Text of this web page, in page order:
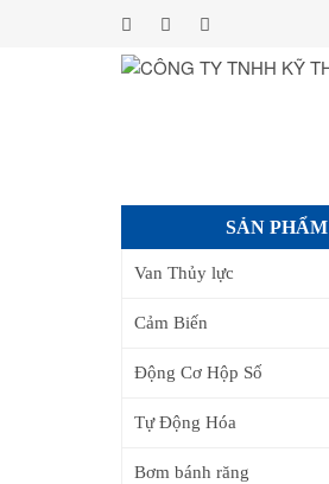
SẢN PHẨM
Van Thủy lực
Cảm Biến
Động Cơ Hộp Số
Tự Động Hóa
Bơm bánh răng